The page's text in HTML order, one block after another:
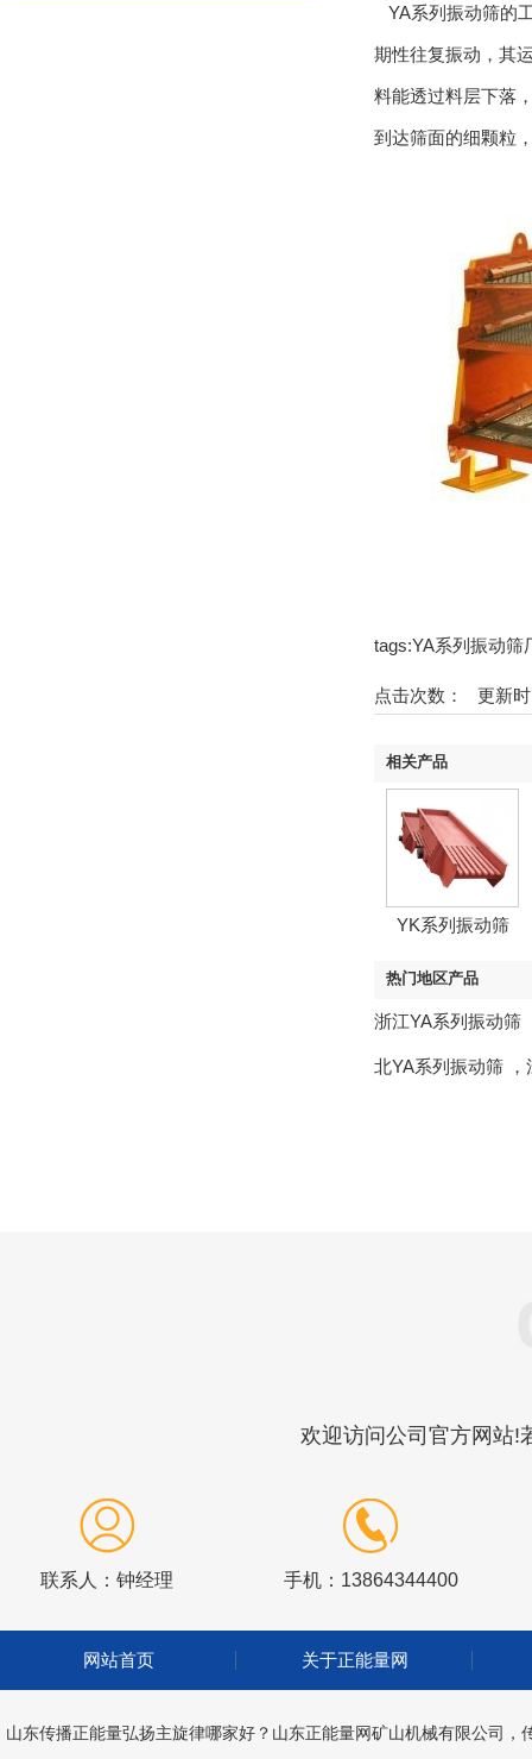
YA系列振动筛的工
期性往复振动，
料能透过料层下落
到达筛面的细颗粒
tags:YA系列振动筛
点击次数： 更新时
相关产品
YK系列振动筛
热门地区产品
浙江YA系列振动筛
北YA系列振动筛 ，
欢迎访问公司官方网站!
联系人：钟经理 手机：13864344400
网站首页 关于正能量网
山东传播正能量弘扬主旋律哪家好？山东正能量网矿山机械有限公司，传播